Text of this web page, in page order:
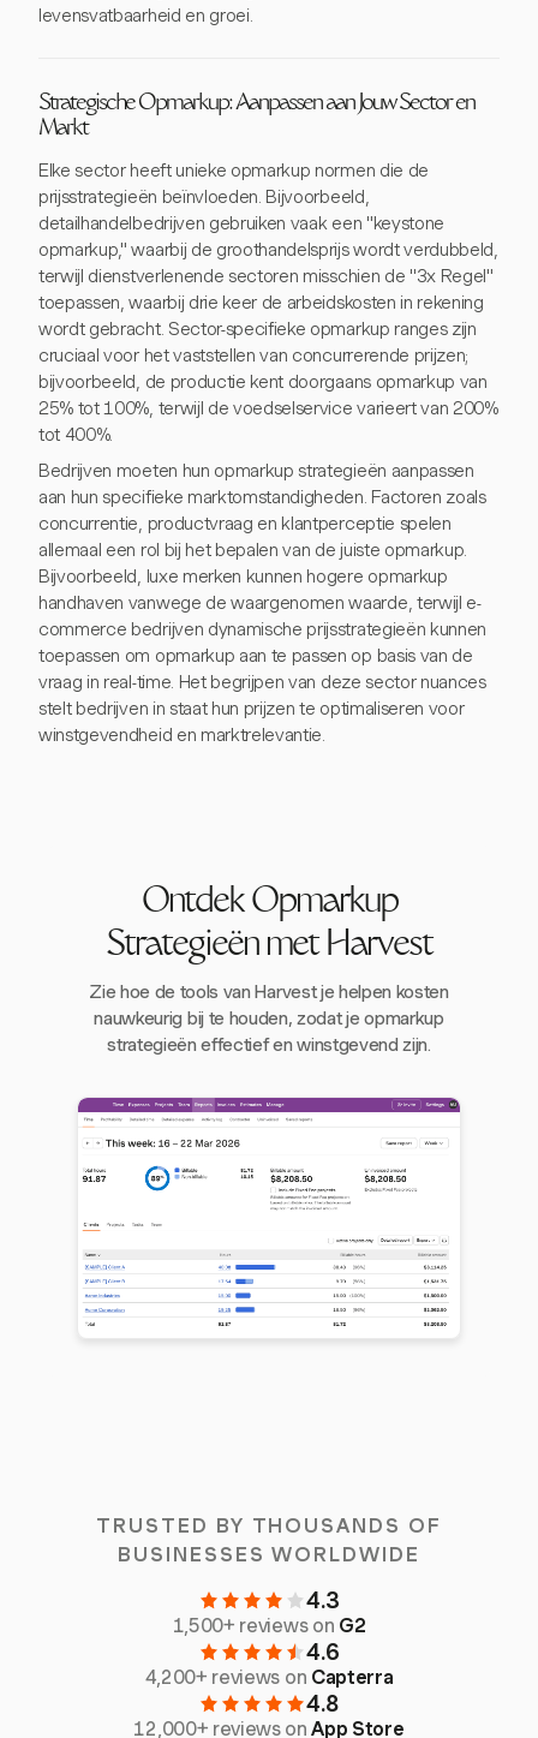
levensvatbaarheid en groei.
Strategische Opmarkup: Aanpassen aan Jouw Sector en
Markt
Elke sector heeft unieke opmarkup normen die de
prijsstrategieën beïnvloeden. Bijvoorbeeld,
detailhandelbedrijven gebruiken vaak een "keystone
opmarkup," waarbij de groothandelsprijs wordt verdubbeld,
terwijl dienstverlenende sectoren misschien de "3x Regel"
toepassen, waarbij drie keer de arbeidskosten in rekening
wordt gebracht. Sector-specifieke opmarkup ranges zijn
cruciaal voor het vaststellen van concurrerende prijzen;
bijvoorbeeld, de productie kent doorgaans opmarkup van
25% tot 100%, terwijl de voedselservice varieert van 200%
tot 400%.
Bedrijven moeten hun opmarkup strategieën aanpassen
aan hun specifieke marktomstandigheden. Factoren zoals
concurrentie, productvraag en klantperceptie spelen
allemaal een rol bij het bepalen van de juiste opmarkup.
Bijvoorbeeld, luxe merken kunnen hogere opmarkup
handhaven vanwege de waargenomen waarde, terwijl e-
commerce bedrijven dynamische prijsstrategieën kunnen
toepassen om opmarkup aan te passen op basis van de
vraag in real-time. Het begrijpen van deze sector nuances
stelt bedrijven in staat hun prijzen te optimaliseren voor
winstgevendheid en marktrelevantie.
Ontdek Opmarkup
Strategieën met Harvest
Zie hoe de tools van Harvest je helpen kosten
nauwkeurig bij te houden, zodat je opmarkup
strategieën effectief en winstgevend zijn.
TRUSTED BY THOUSANDS OF
BUSINESSES WORLDWIDE
4.3
1,500+ reviews on G2
4.6
4,200+ reviews on Capterra
4.8
12,000+ reviews onApp Store